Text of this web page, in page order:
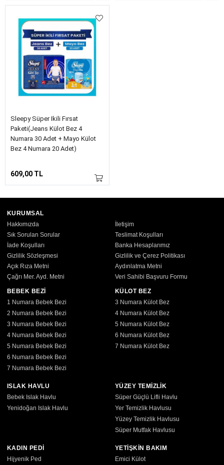
Sleepy Süper Ikili Fırsat
Paketi(Jeans Külot Bez 4
Numara 30 Adet + Mayo Külot
Bez 4 Numara 20 Adet)
609,00 TL
KURUMSAL
Hakkımızda
İletişim
Sık Sorulan Sorular
Teslimat Koşulları
İade Koşulları
Banka Hesaplarımız
Gizlilik Sözleşmesi
Gizlilik ve Çerez Politikası
Açık Rıza Metni
Aydınlatma Metni
Çağrı Mer. Ayd. Metni
Veri Sahibi Başvuru Formu
BEBEK BEZİ
1 Numara Bebek Bezi
2 Numara Bebek Bezi
3 Numara Bebek Bezi
4 Numara Bebek Bezi
5 Numara Bebek Bezi
6 Numara Bebek Bezi
7 Numara Bebek Bezi
KÜLOT BEZ
3 Numara Külot Bez
4 Numara Külot Bez
5 Numara Külot Bez
6 Numara Külot Bez
7 Numara Külot Bez
ISLAK HAVLU
Bebek Islak Havlu
Yenidoğan Islak Havlu
YÜZEY TEMİZLİK
Süper Güçlü Lifli Havlu
Yer Temizlik Havlusu
Yüzey Temizlik Havlusu
Süper Mutfak Havlusu
KADIN PEDİ
Hijyenik Ped
YETİŞKİN BAKIM
Emici Külot